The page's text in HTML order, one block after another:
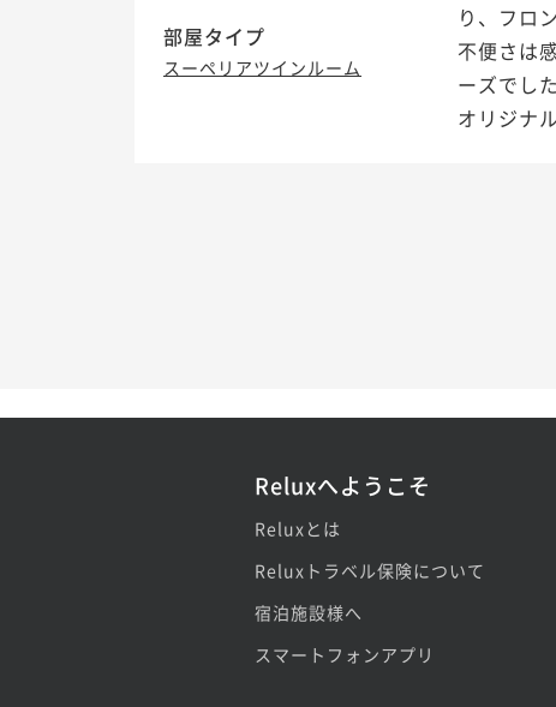
部屋タイプ
スーペリアツインルーム
り、フロ
不便さは
ーズでし
オリジナ
Reluxへようこそ
Reluxとは
Reluxトラベル保険について
宿泊施設様へ
スマートフォンアプリ